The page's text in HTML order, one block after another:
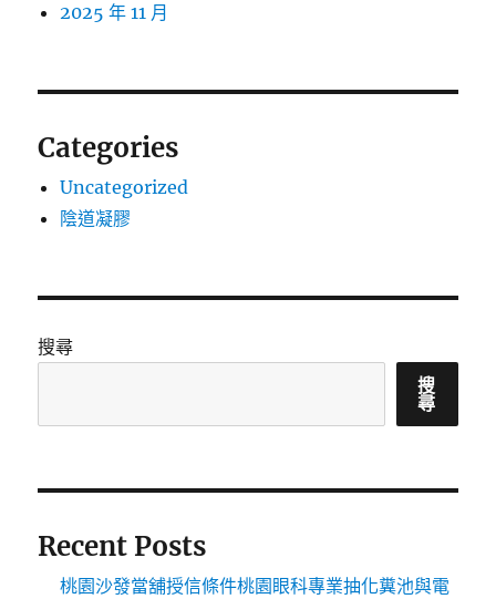
2025 年 11 月
Categories
Uncategorized
陰道凝膠
搜尋
搜
尋
Recent Posts
桃園沙發當舖授信條件桃園眼科專業抽化糞池與電